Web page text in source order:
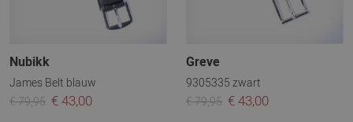
Nubikk
James Belt blauw
€ 79,95 € 43,00
Greve
9305335 zwart
€ 79,95 € 43,00